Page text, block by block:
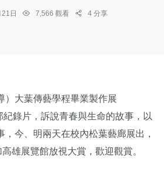
日 7,566 觀看 4 分享
）大葉傳藝學程畢業製作展
紀錄片，訴說青春與生命的故事，以
今、明兩天在校內松葉藝廊展出，
雄展覽館放視大賞，歡迎觀賞。